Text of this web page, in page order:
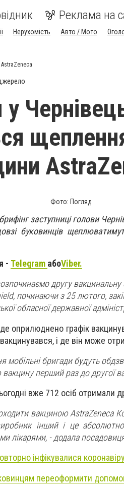
Реклама на
Нерухомість Авто / Мото
Фото: Погляд
заступниці голови
буковинців
- Telegram абоViber.
другу вакцинальну
починаючи з 25 лютого,
обласної державної
оприлюднено графік
і де він може
мобільні бригади будуть
перший раз до другої
вже 712 осіб отримали
вакциною AstraZeneca
інший і це
лікарями, - додала
інфікувалися
переоформити